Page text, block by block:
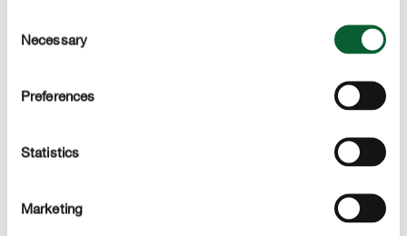
Selection
Necessary
Preferences
Statistics
Marketing
Cosa fare contro le chiazze di erbe infestanti
Se volete eliminare chiazze più piccole di infestanti
oppure se avete già concimato il vostro prato,